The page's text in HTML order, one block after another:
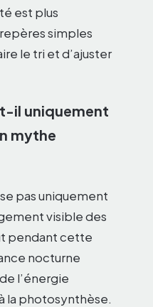
est plus
simples
le tri et d’ajuster
il uniquement
mythe
pas uniquement
visible des
pendant cette
nocturne
l’énergie
la photosynthèse.